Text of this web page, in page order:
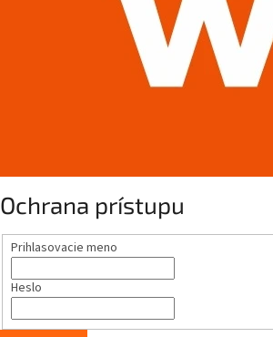
Ochrana prístupu
Prihlasovacie meno
Heslo